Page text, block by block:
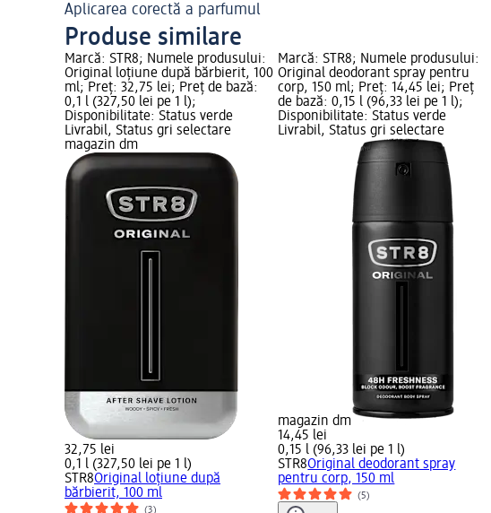
Aplicarea corectă a parfumul
Produse similare
Marcă: STR8; Numele produsului:
Original loțiune după bărbierit, 100
ml; Preț: 32,75 lei; Preț de bază:
0,1 l (327,50 lei pe 1 l);
Disponibilitate: Status verde
Livrabil, Status gri selectare
magazin dm
32,75 lei
0,1 l (327,50 lei pe 1 l)
STR8Original loțiune după
bărbierit, 100 ml
(3)
Marcă: STR8; Numele produsului:
Original deodorant spray pentru
corp, 150 ml; Preț: 14,45 lei; Preț
de bază: 0,15 l (96,33 lei pe 1 l);
Disponibilitate: Status verde
Livrabil, Status gri selectare
magazin dm
14,45 lei
0,15 l (96,33 lei pe 1 l)
STR8Original deodorant spray
pentru corp, 150 ml
(5)